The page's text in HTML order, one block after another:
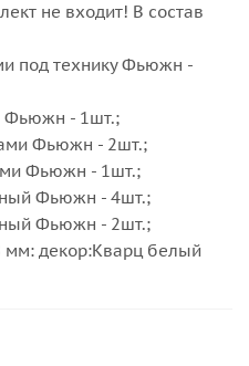
не входит! В состав
под технику Фьюжн -
Фьюжн - 1шт.;
Фьюжн - 2шт.;
Фьюжн - 1шт.;
Фьюжн - 4шт.;
Фьюжн - 2шт.;
мм: декор:Кварц белый